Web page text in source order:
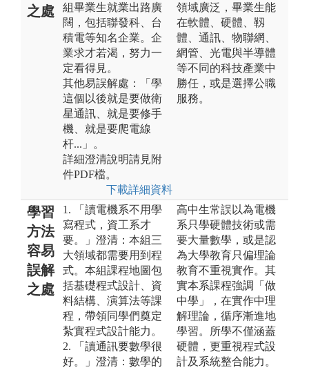
之處
組畢業生就業出路廣
闊，包括聯發科、台
積電等知名企業。企
業求才若渴，努力一
定看得見。
其他易誤解處：「學
這個以後就是要做衛
星通訊、就是要修手
機、就是要爬電線
杆...」。
詳細澄清說明請見附
件PDF檔。
下載詳細資料
領域廣泛，畢業生能
在軟體、硬體、靱
體、通訊、物聯網、
網管、光電與半導體
等不同的科技產業中
勝任，或是選擇公職
服務。
學習
方法
容易
誤解
之處
1. 「讀電機系不用學
寫程式，資工系才
要。」澄清：本組三
大領域都需要用到程
式。本組課程地圖包
括基礎程式設計、資
料結構、演算法等課
程，帶領同學們奠定
紮實程式設計能力。
2. 「讀通訊要數學很
好。」澄清：數學的
高中生常誤以為電機
系只學硬體技術或需
要大量數學，或是認
為大學教育只偏理論
教育不重視實作。其
實本系課程強調「做
中學」，在實作中理
解理論，循序漸進地
學習。所學不僅涵蓋
硬體，更重視程式設
計及系統整合能力。